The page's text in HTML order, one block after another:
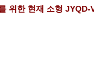
위한 현재 소형 JYQD-